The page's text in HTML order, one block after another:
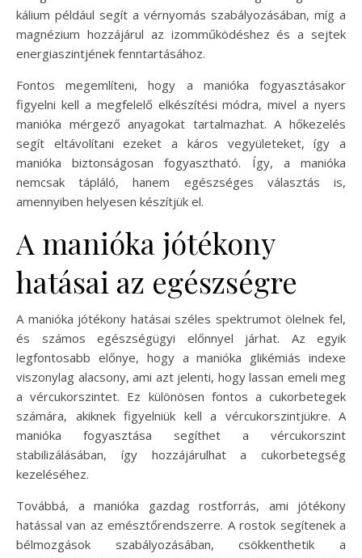
kálium például segít a vérnyomás szabályozásában, míg a
magnézium hozzájárul az izomműködéshez és a sejtek
energiaszintjének fenntartásához.
Fontos megemlíteni, hogy a manióka fogyasztásakor
figyelni kell a megfelelő elkészítési módra, mivel a nyers
manióka mérgező anyagokat tartalmazhat. A hőkezelés
segít eltávolítani ezeket a káros vegyületeket, így a
manióka biztonságosan fogyasztható. Így, a manióka
nemcsak tápláló, hanem egészséges választás is,
amennyiben helyesen készítjük el.
A manióka jótékony
hatásai az egészségre
A manióka jótékony hatásai széles spektrumot ölelnek fel,
és számos egészségügyi előnnyel járhat. Az egyik
legfontosabb előnye, hogy a manióka glikémiás indexe
viszonylag alacsony, ami azt jelenti, hogy lassan emeli meg
a vércukorszintet. Ez különösen fontos a cukorbetegek
számára, akiknek figyelniük kell a vércukorszintjükre. A
manióka fogyasztása segíthet a vércukorszint
stabilizálásában, így hozzájárulhat a cukorbetegség
kezeléséhez.
Továbbá, a manióka gazdag rostforrás, ami jótékony
hatással van az emésztőrendszerre. A rostok segítenek a
bélmozgások szabályozásában, csökkenthetik a